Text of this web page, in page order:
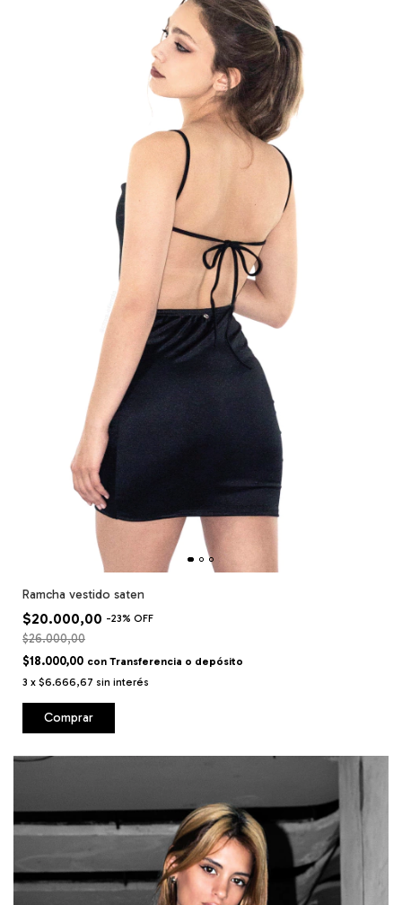
Ramcha vestido saten
$20.000,00 -23% OFF
$26.000,00
$18.000,00 con Transferencia o depósito
3 x $6.666,67 sin interés
Comprar